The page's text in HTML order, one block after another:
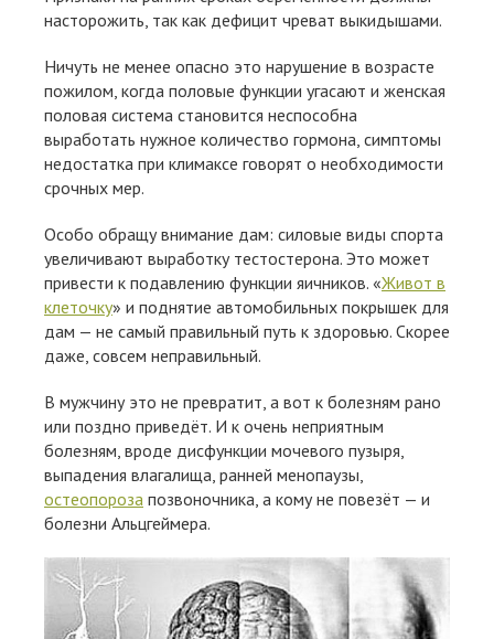
насторожить, так как дефицит чреват выкидышами.
Ничуть не менее опасно это нарушение в возрасте
пожилом, когда половые функции угасают и женская
половая система становится неспособна
выработать нужное количество гормона, симптомы
недостатка при климаксе говорят о необходимости
срочных мер.
Особо обращу внимание дам: силовые виды спорта
увеличивают выработку тестостерона. Это может
привести к подавлению функции яичников. «Живот в
клеточку» и поднятие автомобильных покрышек для
дам — не самый правильный путь к здоровью. Скорее
даже, совсем неправильный.
В мужчину это не превратит, а вот к болезням рано
или поздно приведёт. И к очень неприятным
болезням, вроде дисфункции мочевого пузыря,
выпадения влагалища, ранней менопаузы,
остеопороза позвоночника, а кому не повезёт — и
болезни Альцгеймера.